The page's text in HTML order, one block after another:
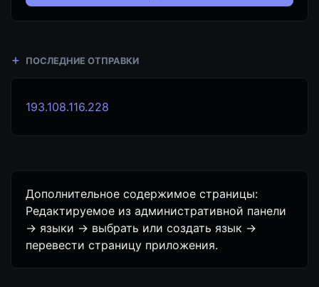
ПОСЛЕДНИЕ ОТПРАВКИ
193.108.116.228
Дополнительное содержимое страницы:
Редактируемое из административной панели
-> языки -> выбрать или создать язык ->
перевести страницу приложения.